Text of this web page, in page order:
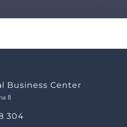
Business Center
8
304